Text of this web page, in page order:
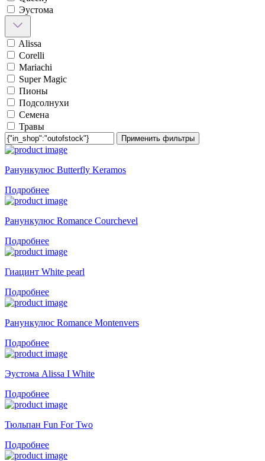
Эустома
Alissa
Corelli
Mariachi
Super Magic
Пионы
Подсолнухи
Семена
Травы
Применить фильтры
Ранункулюс Butterfly Keramos
Подробнее
Ранункулюс Romance Courchevel
Подробнее
Гиацинт White pearl
Подробнее
Ранункулюс Romance Montenvers
Подробнее
Эустома Alissa I White
Подробнее
Тюльпан Fun For Two
Подробнее